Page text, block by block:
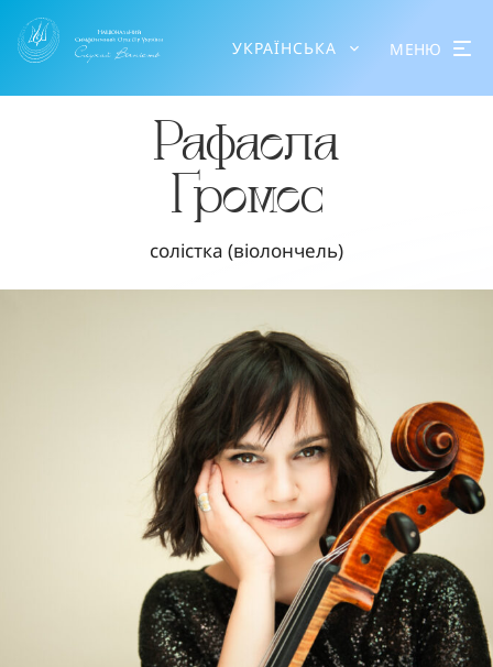
УКРАЇНСЬКА МЕНЮ
Рафаела
Громес
солістка (віолончель)